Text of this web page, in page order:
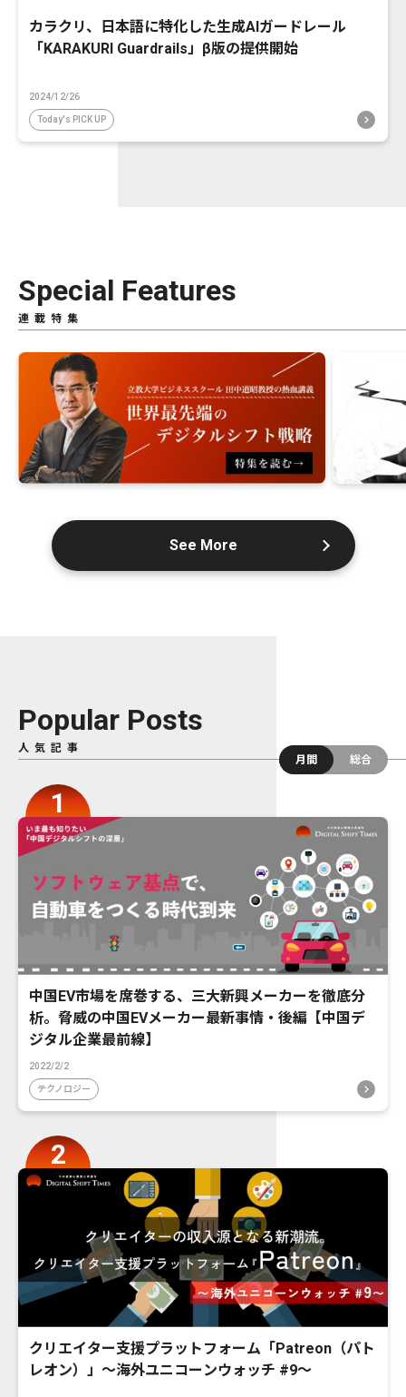
カラクリ、日本語に特化した生成AIガードレール
「KARAKURI Guardrails」β版の提供開始
2024/12/26
Today's PICK UP
Special Features
連載特集
See More
Popular Posts
人気記事
月間
総合
中国EV市場を席巻する、三大新興メーカーを徹底分
析。脅威の中国EVメーカー最新事情・後編【中国デ
ジタル企業最前線】
2022/2/2
テクノロジー
クリエイター支援プラットフォーム「Patreon（パト
レオン）」〜海外ユニコーンウォッチ #9〜